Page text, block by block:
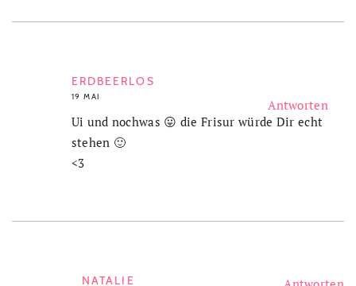
ERDBEERLOS
19 MAI
Ui und nochwas 😛 die Frisur würde Dir echt
stehen 🙂
<3
NATALIE
Antworten